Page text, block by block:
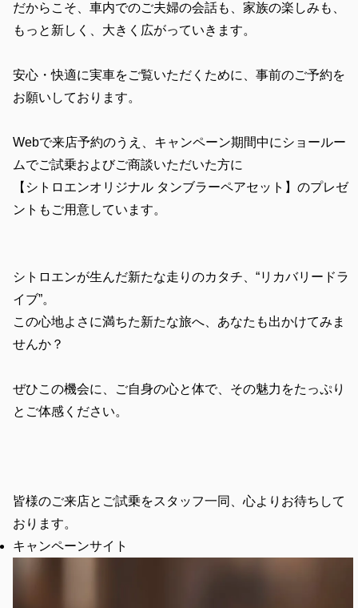
だからこそ、車内でのご夫婦の会話も、家族の楽しみも、
もっと新しく、大きく広がっていきます。
安心・快適に実車をご覧いただくために、事前のご予約を
お願いしております。
Webで来店予約のうえ、キャンペーン期間中にショールー
ムでご試乗およびご商談いただいた方に
【シトロエンオリジナル タンブラーペアセット】のプレゼ
ントもご用意しています。
シトロエンが生んだ新たな走りのカタチ、“リカバリードラ
イブ”。
この心地よさに満ちた新たな旅へ、あなたも出かけてみま
せんか？
ぜひこの機会に、ご自身の心と体で、その魅力をたっぷり
とご体感ください。
皆様のご来店とご試乗をスタッフ一同、心よりお待ちして
おります。
キャンペーンサイト